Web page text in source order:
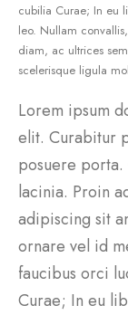
cubilia Curae; In eu
leo. Nullam
diam, ac ultrices
scelerisque ligula
Lorem ipsum
elit. Curabitur
posuere porta.
lacinia. Proin
adipiscing sit
ornare vel id
faucibus orci
Curae; In eu